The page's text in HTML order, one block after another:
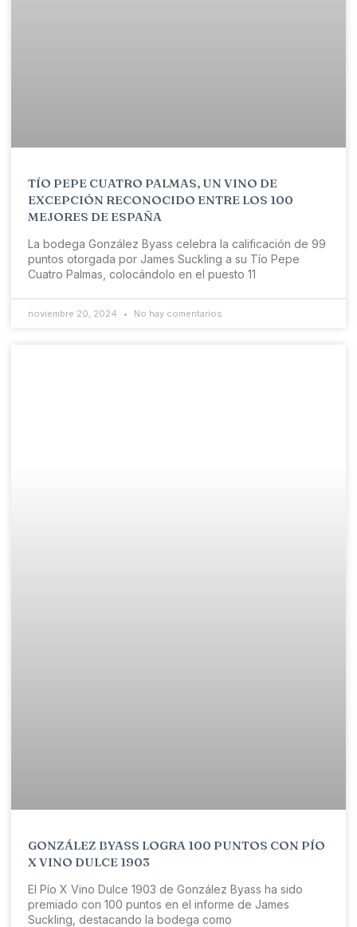
TÍO PEPE CUATRO PALMAS, UN VINO DE
EXCEPCIÓN RECONOCIDO ENTRE LOS 100
MEJORES DE ESPAÑA
La bodega González Byass celebra la calificación de 99
puntos otorgada por James Suckling a su Tío Pepe
Cuatro Palmas, colocándolo en el puesto 11
noviembre 20, 2024 No hay comentarios
GONZÁLEZ BYASS LOGRA 100 PUNTOS CON PÍO
X VINO DULCE 1903
El Pío X Vino Dulce 1903 de González Byass ha sido
premiado con 100 puntos en el informe de James
Suckling, destacando la bodega como